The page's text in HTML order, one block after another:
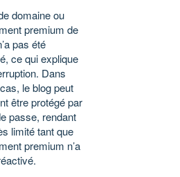
domaine ou
premium de
pas été
ce qui explique
Dans
le blog peut
être protégé par
passe, rendant
limité tant que
premium n’a